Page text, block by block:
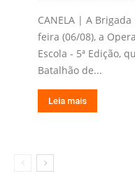
CANELA | A
feira (06/08), a
Escola - 5ª Edição,
Batalhão de...
Leia mais